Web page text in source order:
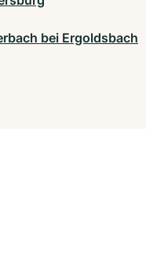
bei Ergoldsbach